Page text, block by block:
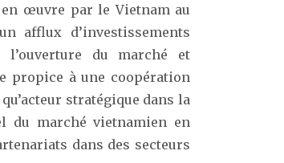
œuvre par le Vietnam au
afflux d’investissements
du marché et
propice à une coopération
stratégique dans la
du marché vietnamien en
dans des secteurs